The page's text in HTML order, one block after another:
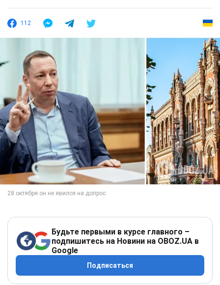
112
Будьте первыми в курсе главного –
подпишитесь на Новини на OBOZ.UA в
Google
Подписаться